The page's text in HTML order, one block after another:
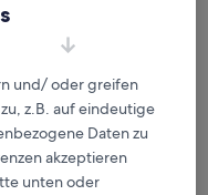
Der
und/ oder greifen
z.B. auf eindeutige
Daten zu
akzeptieren
unten oder